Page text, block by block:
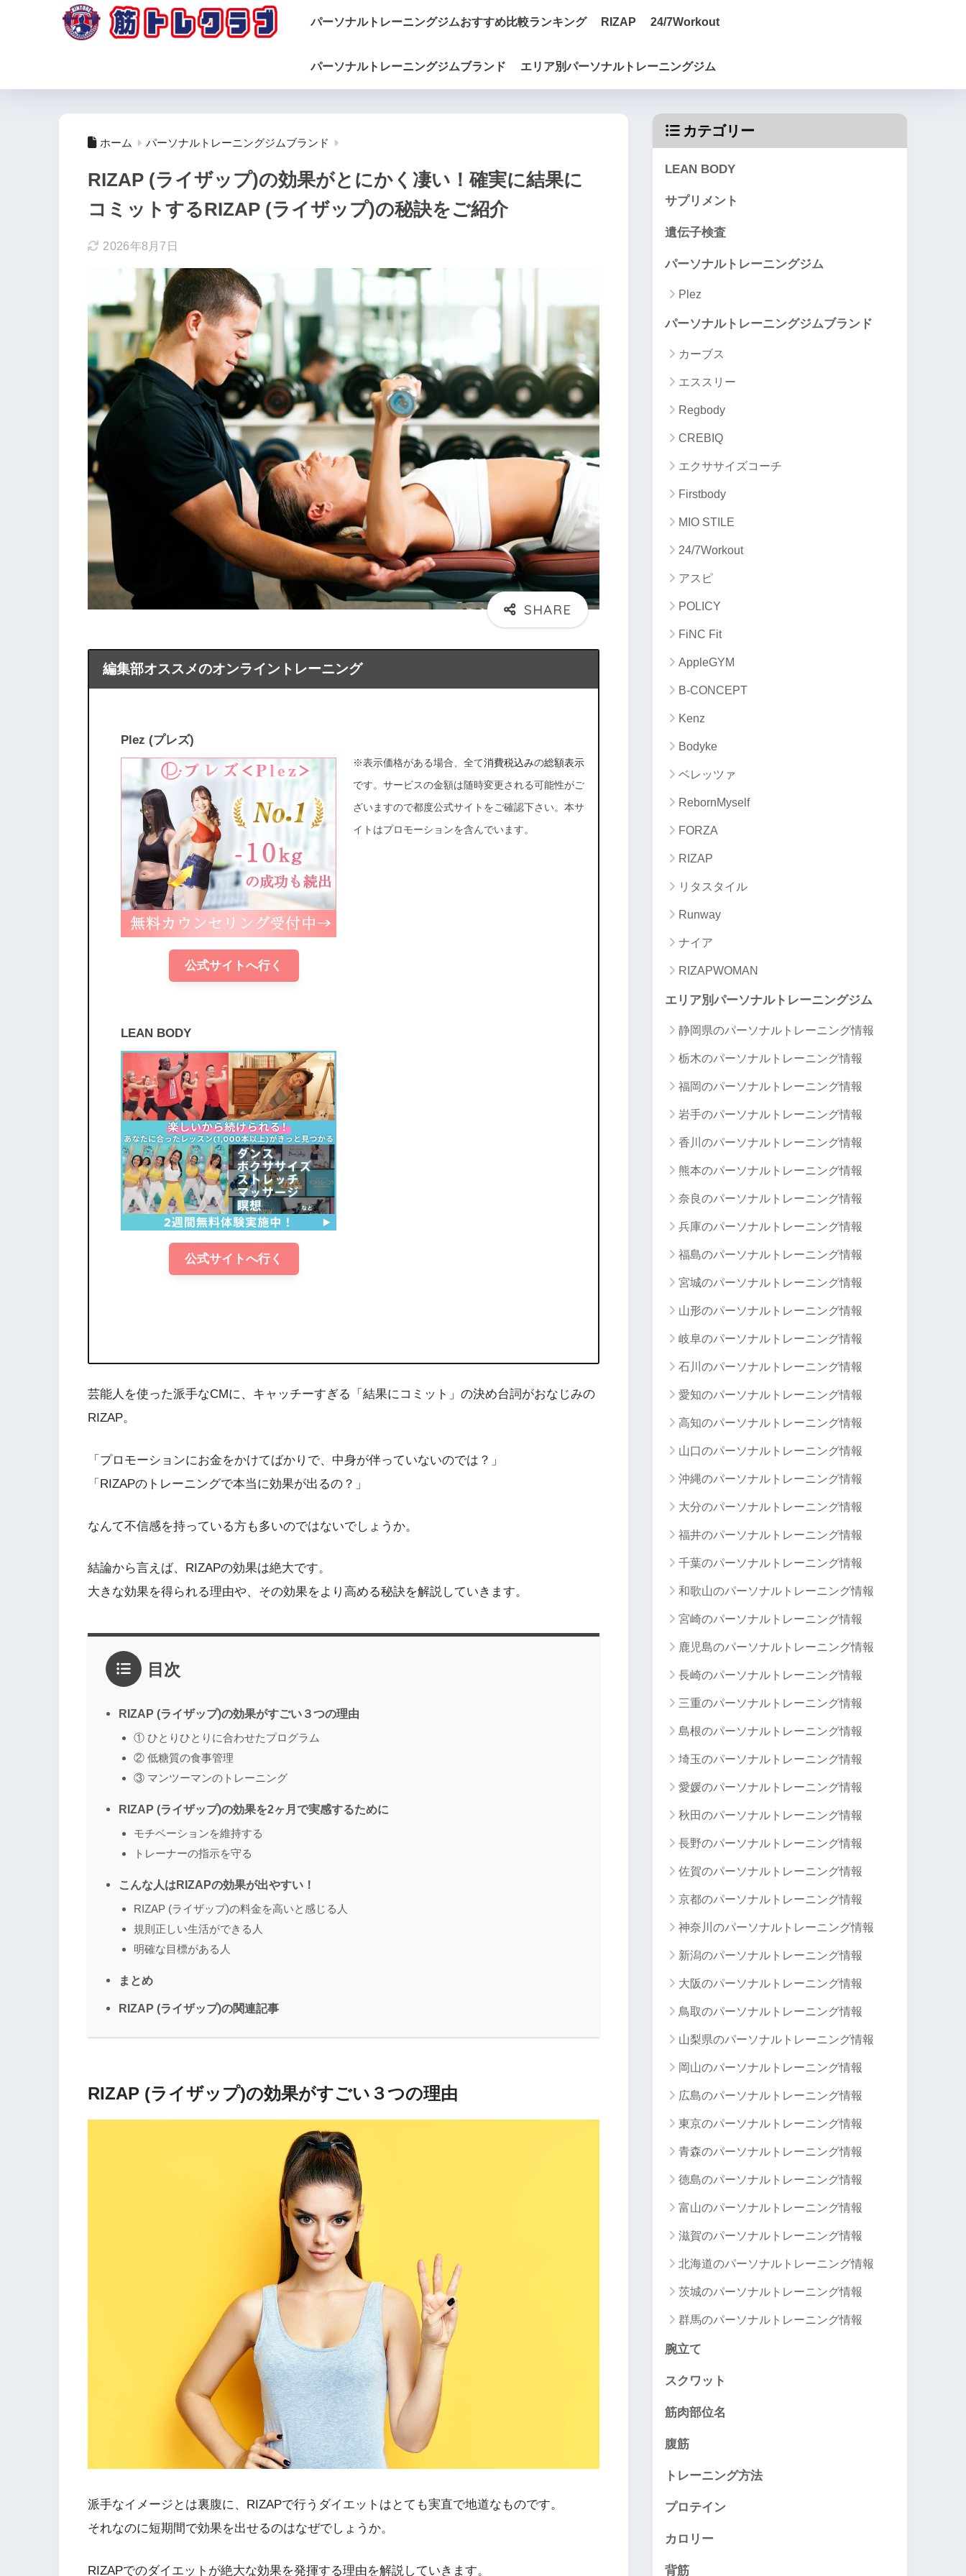
パーソナルトレーニングジムおすすめ比較ランキング RIZAP 24/7Workout
パーソナルトレーニングジムブランド エリア別パーソナルトレーニングジム
ホーム パーソナルトレーニングジムブランド
RIZAP (ライザップ)の効果がとにかく凄い！確実に結果に
コミットするRIZAP (ライザップ)の秘訣をご紹介
2026年8月7日
編集部オススメのオンライントレーニング
Plez (プレズ)
公式サイトへ行く
LEAN BODY
公式サイトへ行く
※表示価格がある場合、全て消費税込みの総額表示
です。サービスの金額は随時変更される可能性がご
ざいますので都度公式サイトをご確認下さい。本サ
イトはプロモーションを含んでいます。
芸能人を使った派手なCMに、キャッチーすぎる「結果にコミット」の決め台詞がおなじみの
RIZAP。
「プロモーションにお金をかけてばかりで、中身が伴っていないのでは？」
「RIZAPのトレーニングで本当に効果が出るの？」
なんて不信感を持っている方も多いのではないでしょうか。
結論から言えば、RIZAPの効果は絶大です。
大きな効果を得られる理由や、その効果をより高める秘訣を解説していきます。
目次
RIZAP (ライザップ)の効果がすごい３つの理由
① ひとりひとりに合わせたプログラム
② 低糖質の食事管理
③ マンツーマンのトレーニング
RIZAP (ライザップ)の効果を2ヶ月で実感するために
モチベーションを維持する
トレーナーの指示を守る
こんな人はRIZAPの効果が出やすい！
RIZAP (ライザップ)の料金を高いと感じる人
規則正しい生活ができる人
明確な目標がある人
まとめ
RIZAP (ライザップ)の関連記事
RIZAP (ライザップ)の効果がすごい３つの理由
派手なイメージとは裏腹に、RIZAPで行うダイエットはとても実直で地道なものです。
それなのに短期間で効果を出せるのはなぜでしょうか。
RIZAPでのダイエットが絶大な効果を発揮する理由を解説していきます。
カテゴリー
LEAN BODY
サプリメント
遺伝子検査
パーソナルトレーニングジム
Plez
パーソナルトレーニングジムブランド
カーブス
エススリー
Regbody
CREBIQ
エクササイズコーチ
Firstbody
MIO STILE
24/7Workout
アスピ
POLICY
FiNC Fit
AppleGYM
B-CONCEPT
Kenz
Bodyke
ベレッツァ
RebornMyself
FORZA
RIZAP
リタスタイル
Runway
ナイア
RIZAPWOMAN
エリア別パーソナルトレーニングジム
静岡県のパーソナルトレーニング情報
栃木のパーソナルトレーニング情報
福岡のパーソナルトレーニング情報
岩手のパーソナルトレーニング情報
香川のパーソナルトレーニング情報
熊本のパーソナルトレーニング情報
奈良のパーソナルトレーニング情報
兵庫のパーソナルトレーニング情報
福島のパーソナルトレーニング情報
宮城のパーソナルトレーニング情報
山形のパーソナルトレーニング情報
岐阜のパーソナルトレーニング情報
石川のパーソナルトレーニング情報
愛知のパーソナルトレーニング情報
高知のパーソナルトレーニング情報
山口のパーソナルトレーニング情報
沖縄のパーソナルトレーニング情報
大分のパーソナルトレーニング情報
福井のパーソナルトレーニング情報
千葉のパーソナルトレーニング情報
和歌山のパーソナルトレーニング情報
宮崎のパーソナルトレーニング情報
鹿児島のパーソナルトレーニング情報
長崎のパーソナルトレーニング情報
三重のパーソナルトレーニング情報
島根のパーソナルトレーニング情報
埼玉のパーソナルトレーニング情報
愛媛のパーソナルトレーニング情報
秋田のパーソナルトレーニング情報
長野のパーソナルトレーニング情報
佐賀のパーソナルトレーニング情報
京都のパーソナルトレーニング情報
神奈川のパーソナルトレーニング情報
新潟のパーソナルトレーニング情報
大阪のパーソナルトレーニング情報
鳥取のパーソナルトレーニング情報
山梨県のパーソナルトレーニング情報
岡山のパーソナルトレーニング情報
広島のパーソナルトレーニング情報
東京のパーソナルトレーニング情報
青森のパーソナルトレーニング情報
徳島のパーソナルトレーニング情報
富山のパーソナルトレーニング情報
滋賀のパーソナルトレーニング情報
北海道のパーソナルトレーニング情報
茨城のパーソナルトレーニング情報
群馬のパーソナルトレーニング情報
腕立て
スクワット
筋肉部位名
腹筋
トレーニング方法
プロテイン
カロリー
背筋